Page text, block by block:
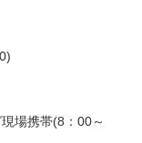
場携帯(8：00～